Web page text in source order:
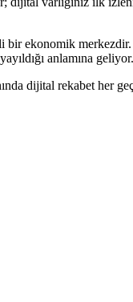
ekonomik
anlamına geliyor.
dijital rekabet her